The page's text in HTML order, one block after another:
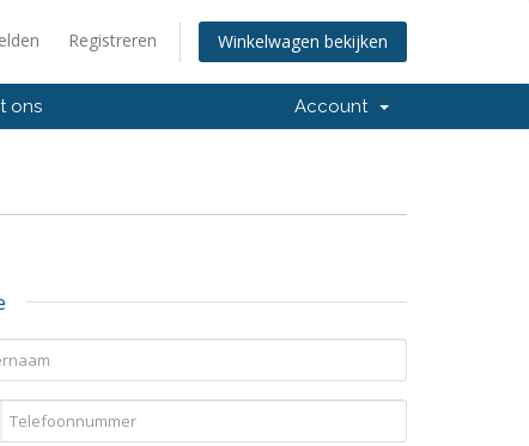
Registreren Winkelwagen bekijken
ons Account